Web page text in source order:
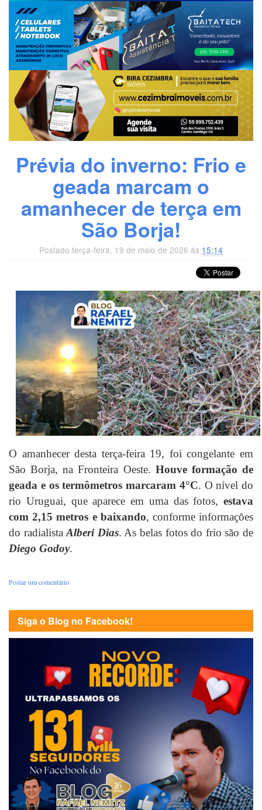
Prévia do inverno: Frio e
geada marcam o
amanhecer de terça em
São Borja!
Postado terça-feira, 19 de maio de 2026 ás 15:14
O amanhecer desta terça-feira 19, foi congelante em
São Borja, na Fronteira Oeste. Houve formação de
geada e os termômetros marcaram 4°C. O nível do
rio Uruguai, que aparece em uma das fotos, estava
com 2,15 metros e baixando, conforme informações
do radialistaAlberi Dias. As belas fotos do frio são de
Diego Godoy.
Postar um comentário
Siga o Blog no Facebook!